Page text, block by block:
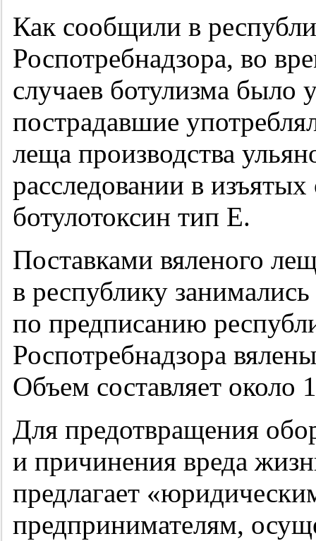
Как сообщили в
Роспотребнадзора, во
случаев ботулизма было
пострадавшие
леща производства
расследовании в
ботулотоксин тип Е.
Поставками вяленого
в республику
по предписанию
Роспотребнадзора
Объем составляет около
Для предотвращения
и причинения вреда
предлагает
предпринимателям,